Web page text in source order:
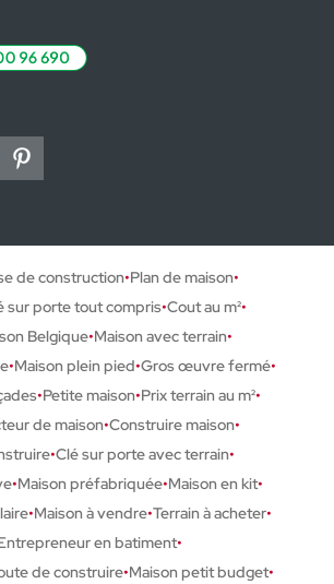
de construction Plan de maison
sur porte tout compris Cout au m²
Belgique Maison avec terrain
Maison plein pied Gros œuvre fermé
Petite maison Prix terrain au m²
de maison Construire maison
Clé sur porte avec terrain
Maison préfabriquée Maison en kit
Maison à vendre Terrain à acheter
en batiment
de construire Maison petit budget